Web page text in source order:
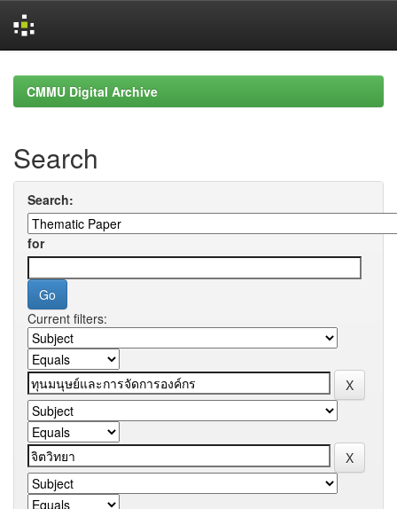
navigationCMMU Digital Archive
Search
Search:
for
Current filters: